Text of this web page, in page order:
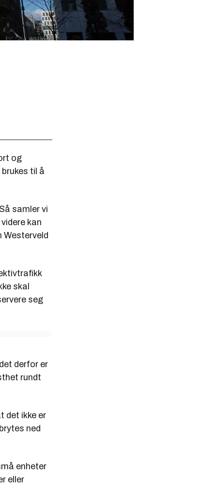
og
til å
samler vi
kan
Westerveld
skal
seg
derfor er
rundt
det ikke er
ned
enheter
eller